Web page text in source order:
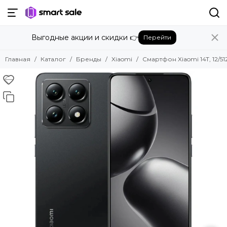
Назад
Бренды
Amazon
Apple
Bose
Fujifilm
Выгодные акции и скидки 👉 Перейти
Главная Каталог Бренды Xiaomi Смартфон Xiaomi 14T, 12/